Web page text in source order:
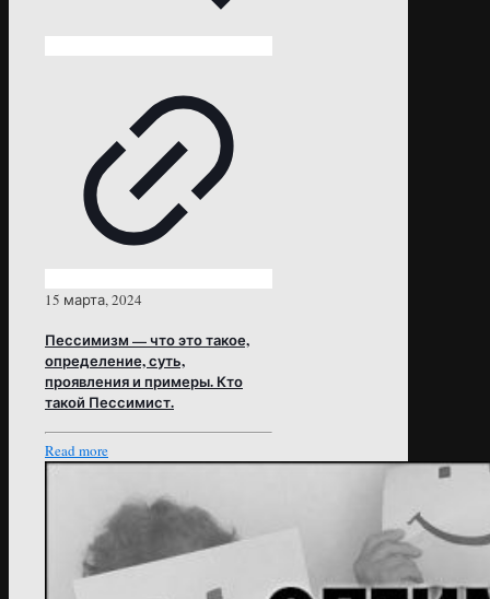
15 марта, 2024
Пессимизм — что это такое,
определение, суть,
проявления и примеры. Кто
такой Пессимист.
Read more